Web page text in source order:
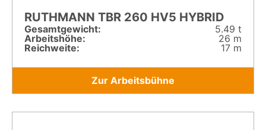
RUTHMANN TBR 260 HV5 HYBRID
Gesamt­gewicht:
5.49 t
Arbeitshöhe:
26 m
Reichweite:
17 m
Zur Arbeitsbühne